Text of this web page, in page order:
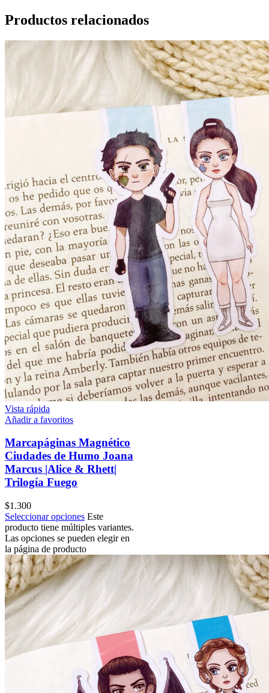
Productos relacionados
Vista rápida
Añadir a favoritos
Marcapáginas Magnético
Ciudades de Humo Joana
Marcus |Alice & Rhett|
Trilogía Fuego
$1.300
Seleccionar opciones Este
producto tiene múltiples variantes.
Las opciones se pueden elegir en
la página de producto